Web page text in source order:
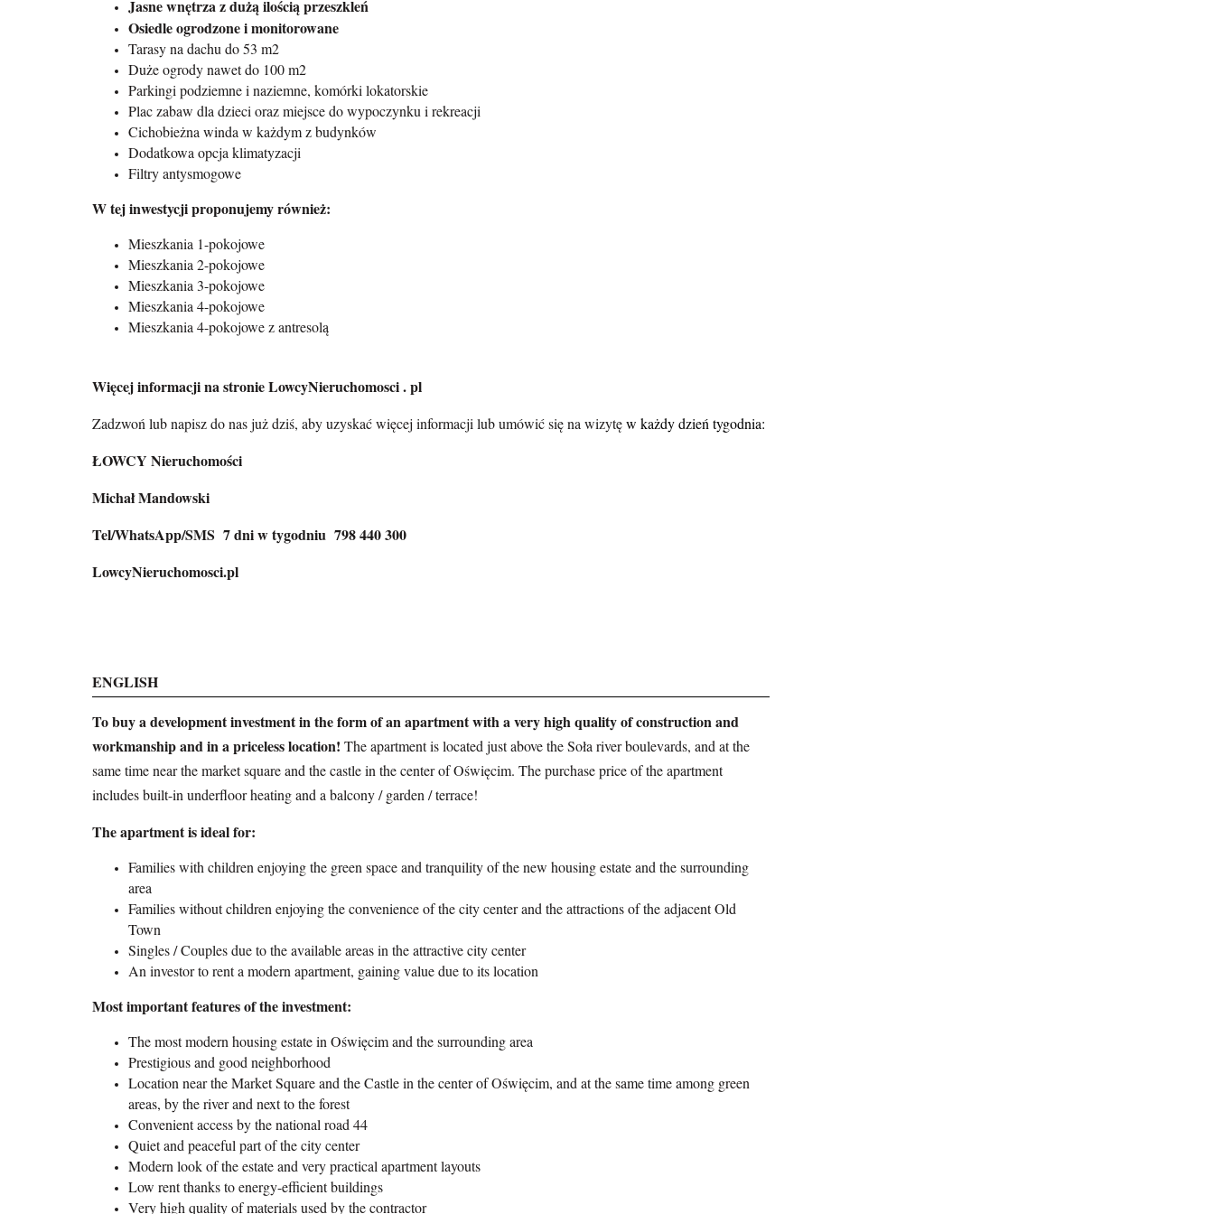
Jasne wnętrza z dużą ilością przeszkleń
Osiedle ogrodzone i monitorowane
Tarasy na dachu do 53 m2
Duże ogrody nawet do 100 m2
Parkingi podziemne i naziemne, komórki lokatorskie
Plac zabaw dla dzieci oraz miejsce do wypoczynku i rekreacji
Cichobieżna winda w każdym z budynków
Dodatkowa opcja klimatyzacji
Filtry antysmogowe
W tej inwestycji proponujemy również:
Mieszkania 1-pokojowe
Mieszkania 2-pokojowe
Mieszkania 3-pokojowe
Mieszkania 4-pokojowe
Mieszkania 4-pokojowe z antresolą
Więcej informacji na stronie LowcyNieruchomosci . pl
Zadzwoń lub napisz do nas już dziś, aby uzyskać więcej informacji lub umówić się na wizytęw każdy dzień tygodnia:
ŁOWCY Nieruchomości
Michał Mandowski
Tel/WhatsApp/SMS 7 dni w tygodniu 798 440 300
LowcyNieruchomosci.pl
ENGLISH
To buy a development investment in the form of an apartment with a very high quality of construction and
workmanship and in a priceless location! The apartment is located just above the Soła river boulevards, and at the
same time near the market square and the castle in the center of Oświęcim. The purchase price of the apartment
includes built-in underfloor heating and a balcony / garden / terrace!
The apartment is ideal for:
Families with children enjoying the green space and tranquility of the new housing estate and the surrounding
area
Families without children enjoying the convenience of the city center and the attractions of the adjacent Old
Town
Singles / Couples due to the available areas in the attractive city center
An investor to rent a modern apartment, gaining value due to its location
Most important features of the investment:
The most modern housing estate in Oświęcim and the surrounding area
Prestigious and good neighborhood
Location near the Market Square and the Castle in the center of Oświęcim, and at the same time among green
areas, by the river and next to the forest
Convenient access by the national road 44
Quiet and peaceful part of the city center
Modern look of the estate and very practical apartment layouts
Low rent thanks to energy-efficient buildings
Very high quality of materials used by the contractor